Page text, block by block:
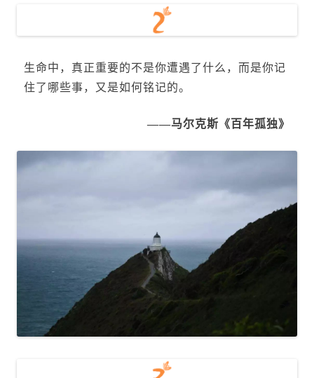
生命中，真正重要的不是你遭遇了什么，而是你记
住了哪些事，又是如何铭记的。
——马尔克斯《百年孤独》